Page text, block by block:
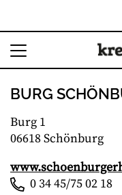
BURG
Burg 1
06618 Schönburg
0 34 45/75 02 18